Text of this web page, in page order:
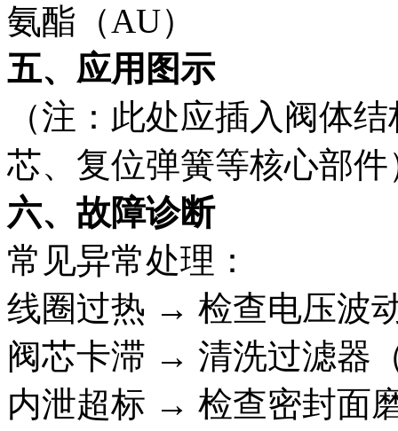
氨酯（AU）
五、应用图示
（注：此处应插入阀体
芯、复位弹簧等核心部件
六、故障诊断
常见异常处理：
线圈过热 → 检查电压波
阀芯卡滞 → 清洗过滤器
内泄超标 → 检查密封面